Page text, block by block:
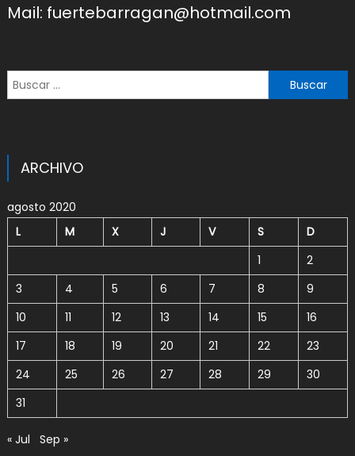
Mail: fuertebarragan@hotmail.com
Buscar:
ARCHIVO
agosto 2020
L
M X J V S
D
1
2
3
4 5 6 7 8
9
10
11 12 13 14 15
16
17
18 19 20 21 22
23
24
25 26 27 28 29
30
31
« Jul Sep »